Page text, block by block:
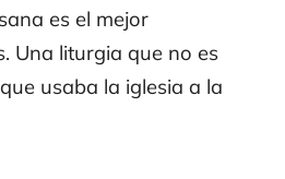
es el mejor
Una liturgia que no es
usaba la iglesia a la